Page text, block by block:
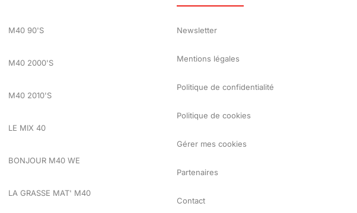
M40 90'S
M40 2000'S
M40 2010'S
LE MIX 40
BONJOUR M40 WE
LA GRASSE MAT' M40
Newsletter
Mentions légales
Politique de confidentialité
Politique de cookies
Gérer mes cookies
Partenaires
Contact